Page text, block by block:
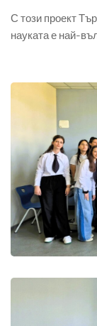
С този проект
науката е най-